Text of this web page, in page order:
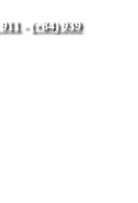
- (+84) 939